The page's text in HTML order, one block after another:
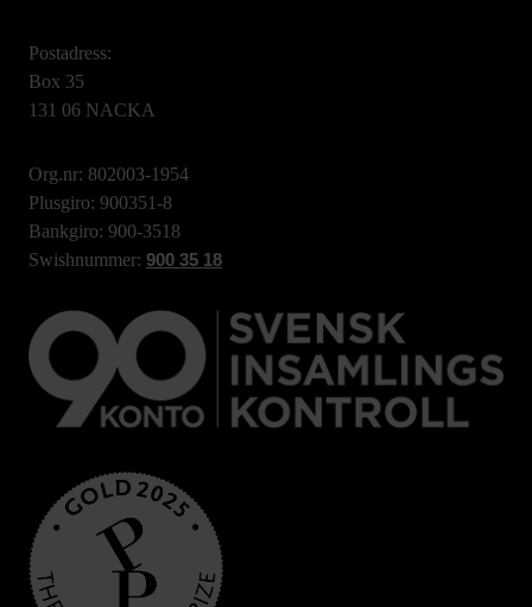
Postadress:
Box 35
131 06 NACKA
Org.nr: 802003-1954
Plusgiro: 900351-8
Bankgiro: 900-3518
Swishnummer: 900 35 18